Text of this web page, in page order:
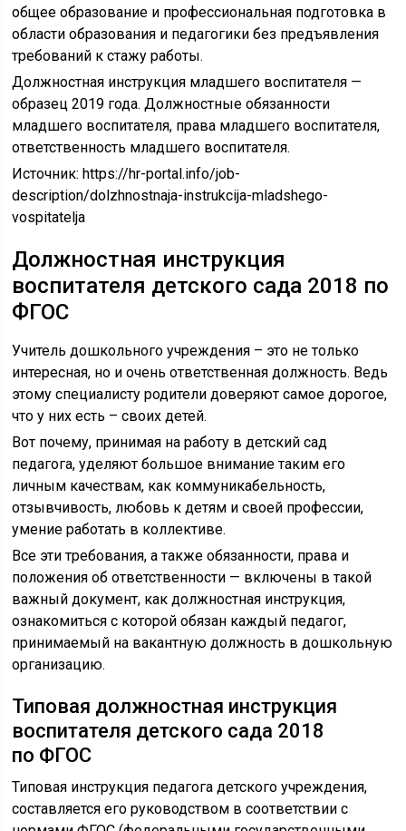
общее образование и профессиональная подготовка в
области образования и педагогики без предъявления
требований к стажу работы.
Должностная инструкция младшего воспитателя —
образец 2019 года. Должностные обязанности
младшего воспитателя, права младшего воспитателя,
ответственность младшего воспитателя.
Источник:https://hr-portal.info/job-
description/dolzhnostnaja-instrukcija-mladshego-
vospitatelja
Должностная инструкция
воспитателя детского сада 2018 по
ФГОС
Учитель дошкольного учреждения – это не только
интересная, но и очень ответственная должность. Ведь
этому специалисту родители доверяют самое дорогое,
что у них есть – своих детей.
Вот почему, принимая на работу в детский сад
педагога, уделяют большое внимание таким его
личным качествам, как коммуникабельность,
отзывчивость, любовь к детям и своей профессии,
умение работать в коллективе.
Все эти требования, а также обязанности, права и
положения об ответственности — включены в такой
важный документ, как должностная инструкция,
ознакомиться с которой обязан каждый педагог,
принимаемый на вакантную должность в дошкольную
организацию.
Типовая должностная инструкция
воспитателя детского сада 2018
по ФГОС
Типовая инструкция педагога детского учреждения,
составляется его руководством в соответствии с